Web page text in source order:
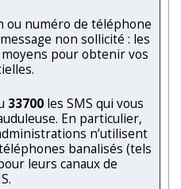
ou numéro de téléphone
non sollicité : les
pour obtenir vos
33700 les SMS qui vous
En particulier,
n’utilisent
banalisés (tels
leurs canaux de